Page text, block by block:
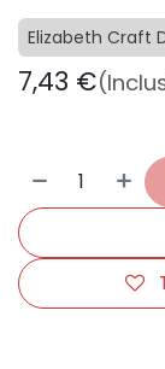
Elizabeth Craft
7,43 €